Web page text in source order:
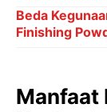
Beda
Finishing
Manfaat